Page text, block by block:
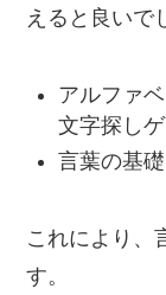
えると良いで
アルファ
文字探し
言葉の基
これにより、
す。